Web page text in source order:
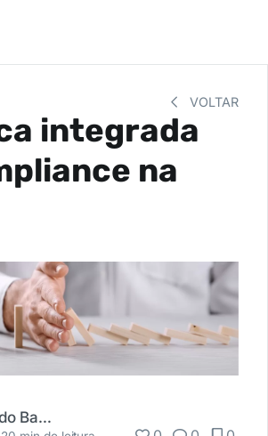
VOLTAR
integrada
na
Leonardo Batistella